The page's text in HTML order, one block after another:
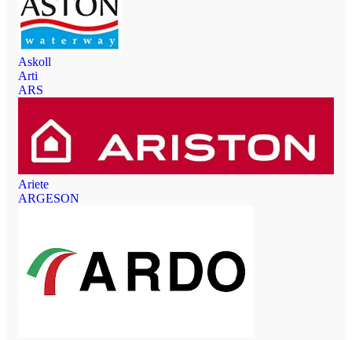
Askoll
Arti
ARS
Ariete
ARGESON